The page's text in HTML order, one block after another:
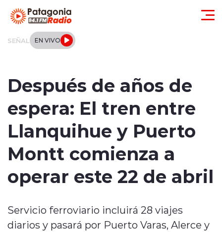
SEÑAL EN VIVO
Regionales
Local
Tendencias
Entrevistas
Después de años de
espera: El tren entre
Llanquihue y Puerto
Montt comienza a
operar este 22 de abril
Servicio ferroviario incluirá 28 viajes
diarios y pasará por Puerto Varas, Alerce y